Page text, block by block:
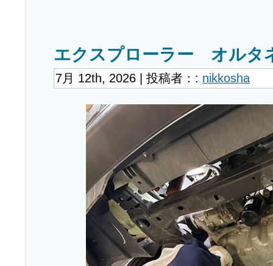
エクスプローラー オルタ
7月 12th, 2026 | 投稿者：: nikkosha